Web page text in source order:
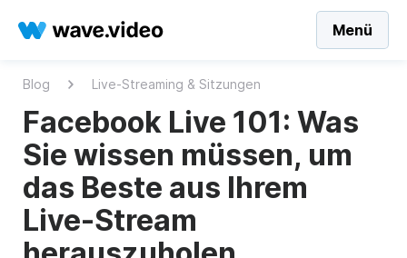
Menü
Blog Live-Streaming & Sitzungen
Facebook Live 101: Was
Sie wissen müssen, um
das Beste aus Ihrem
Live-Stream